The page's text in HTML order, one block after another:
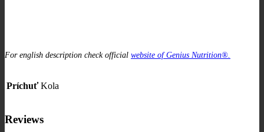
For english description check official website of Genius Nutrition®.
Príchuť Kola
Reviews